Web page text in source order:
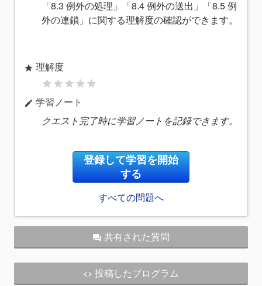
「8.3 例外の処理」「8.4 例外の送出」「8.5 例
外の連鎖」に関する理解度の確認ができます。
star 理解度
star star star star star
edit 学習ノート
クエスト完了時に学習ノートを記録できます。
登録して学習を開始
する
すべての問題へ
question_answer 共有された質問
code 投稿したプログラム